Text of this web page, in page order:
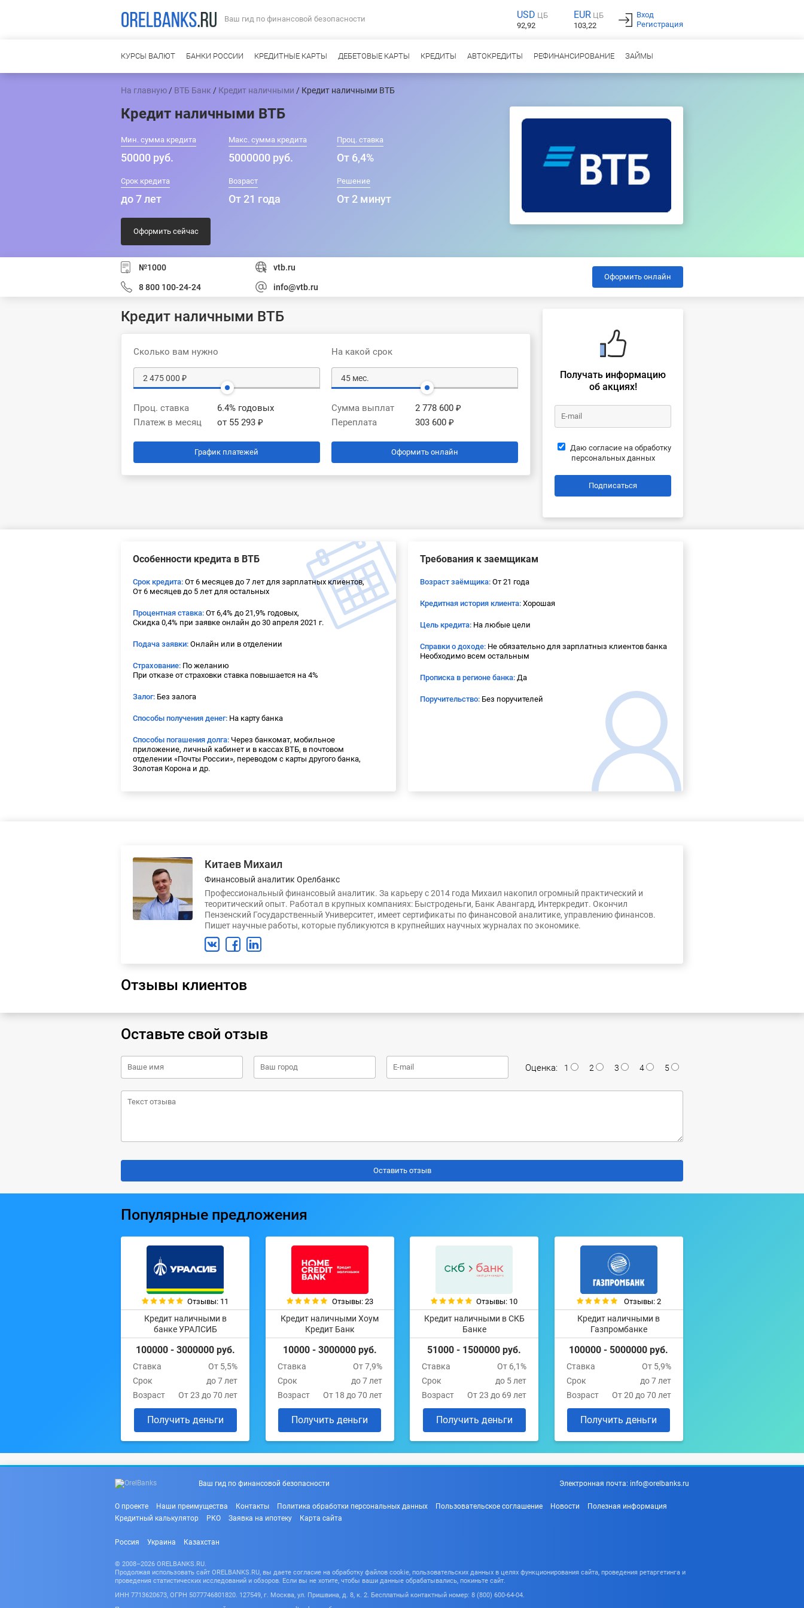
Ваш гид по финансовой безопасности USD ЦБ
92,92
EUR ЦБ
103,22
Вход
Регистрация
КУРСЫ ВАЛЮТ БАНКИ РОССИИ КРЕДИТНЫЕ КАРТЫ ДЕБЕТОВЫЕ КАРТЫ КРЕДИТЫ АВТОКРЕДИТЫ РЕФИНАНСИРОВАНИЕ ЗАЙМЫ
На главную / ВТБ Банк / Кредит наличными / Кредит наличными ВТБ
Кредит наличными ВТБ
Мин. сумма кредита
50000 руб.
Макс. сумма кредита
5000000 руб.
Проц. ставка
От 6,4%
Срок кредита
до 7 лет
Возраст
От 21 года
Решение
От 2 минут
Оформить сейчас
№1000 vtb.ru
8 800 100-24-24 info@vtb.ru
Оформить онлайн
Кредит наличными ВТБ
Сколько вам нужно На какой срок
Проц. ставка
6.4% годовых
Платеж в месяц
от 55 293 ₽
Сумма выплат
2 778 600 ₽
Переплата
303 600 ₽
График платежей Оформить онлайн
Получать информацию
об акциях!
Даю согласие на обработку
персональных данных
Подписаться
Особенности кредита в ВТБ
Срок кредита: От 6 месяцев до 7 лет для зарплатных клиентов,
От 6 месяцев до 5 лет для остальных
Процентная ставка: От 6,4% до 21,9% годовых,
Скидка 0,4% при заявке онлайн до 30 апреля 2021 г.
Подача заявки: Онлайн или в отделении
Страхование: По желанию
При отказе от страховки ставка повышается на 4%
Залог: Без залога
Способы получения денег: На карту банка
Способы погашения долга: Через банкомат, мобильное
приложение, личный кабинет и в кассах ВТБ, в почтовом
отделении «Почты России», переводом с карты другого банка,
Золотая Корона и др.
Требования к заемщикам
Возраст заёмщика: От 21 года
Кредитная история клиента: Хорошая
Цель кредита: На любые цели
Справки о доходе: Не обязательно для зарплатныз клиентов банка
Необходимо всем остальным
Прописка в регионе банка: Да
Поручительство: Без поручителей
Китаев Михаил
Финансовый аналитик Орелбанкс
Профессиональный финансовый аналитик. За карьеру с 2014 года Михаил накопил огромный практический и
теоритический опыт. Работал в крупных компаниях: Быстроденьги, Банк Авангард, Интеркредит. Окончил
Пензенский Государственный Университет, имеет сертификаты по финансовой аналитике, управлению финансов.
Пишет научные работы, которые публикуются в крупнейших научных журналах по экономике.
Отзывы клиентов
Оставьте свой отзыв
Оценка: 1 2 3 4 5
Популярные предложения
Отзывы: 11
Кредит наличными в
банке УРАЛСИБ
100000 - 3000000 руб.
Ставка
От 5,5%
Срок
до 7 лет
Возраст
От 23 до 70 лет
Получить деньги
Отзывы: 23
Кредит наличными Хоум
Кредит Банк
10000 - 3000000 руб.
Ставка
От 7,9%
Срок
до 7 лет
Возраст
От 18 до 70 лет
Получить деньги
Отзывы: 10
Кредит наличными в СКБ
Банке
51000 - 1500000 руб.
Ставка
От 6,1%
Срок
до 5 лет
Возраст
От 23 до 69 лет
Получить деньги
Отзывы: 2
Кредит наличными в
Газпромбанке
100000 - 5000000 руб.
Ставка
От 5,9%
Срок
до 7 лет
Возраст
От 20 до 70 лет
Получить деньги
Ваш гид по финансовой безопасности Электронная почта: info@orelbanks.ru
О проекте Наши преимущества Контакты Политика обработки персональных данных Пользовательское соглашение Новости
Полезная информация
Кредитный калькулятор
РКО Заявка на ипотеку Карта сайта
Россия Украина Казахстан
© 2008–2026 ORELBANKS.RU.
Продолжая использовать сайт ORELBANKS.RU, вы даете согласие на обработку файлов cookie, пользовательских данных в целях функционирования сайта, проведения ретаргетинга и
проведения статистических исследований и обзоров. Если вы не хотите, чтобы ваши данные обрабатывались, покиньте сайт.
ИНН 7713620673, ОГРН 5077746801820. 127549, г. Москва, ул. Пришвина, д. 8, к. 2. Бесплатный контактный номер: 8 (800) 600-64-04.